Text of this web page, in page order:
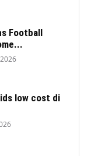
Football
low cost di